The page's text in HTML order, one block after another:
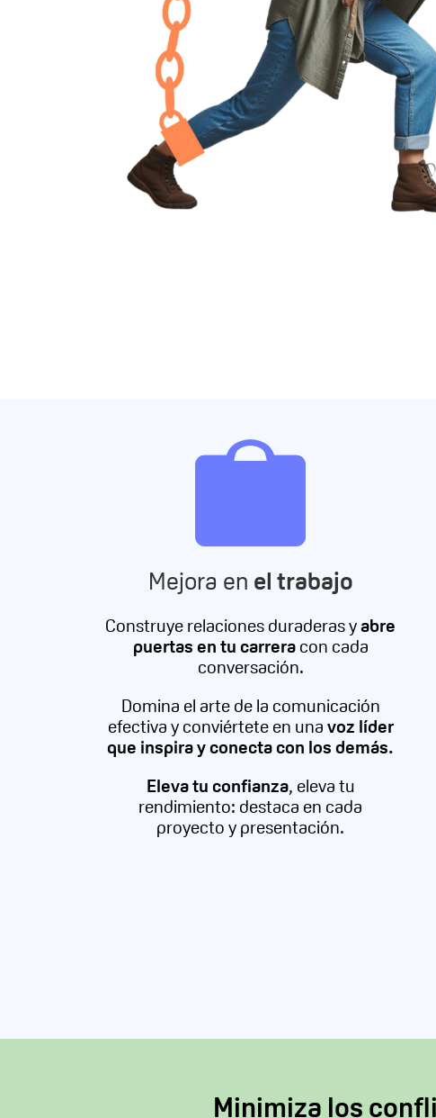
Mejora en el trabajo
Construye relaciones duraderas yabre
puertas en tu carreracon cada
conversación.
Domina el arte de la comunicación
efectiva y conviértete en unavoz líder
que inspira y conecta con los demás.
Eleva tu confianza, eleva tu
rendimiento: destaca en cada
proyecto y presentación.
Minimiza los